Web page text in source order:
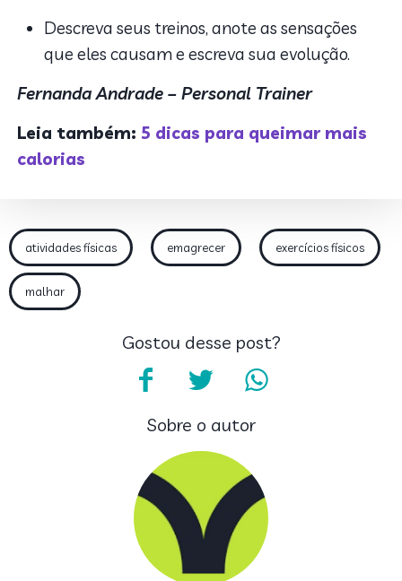
Descreva seus treinos, anote as sensações
que eles causam e escreva sua evolução.
Fernanda Andrade – Personal Trainer
Leia também: 5 dicas para queimar mais
calorias
atividades físicas emagrecer exercícios físicos
malhar
Gostou desse post?
Sobre o autor